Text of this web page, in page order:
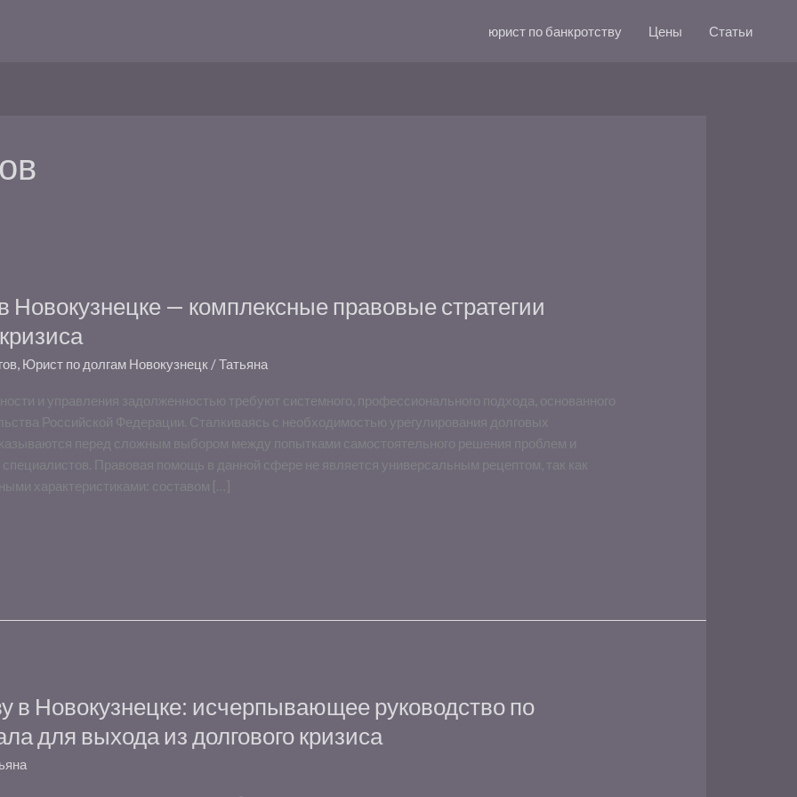
юрист по банкротству Цены Статьи
— комплексные правовые стратегии
, Юрист по долгам Новокузнецк /Татьяна
и управления задолженностью требуют системного, профессионального подхода, основанного
Российской Федерации. Сталкиваясь с необходимостью урегулирования долговых
перед сложным выбором между попытками самостоятельного решения проблем и
Правовая помощь в данной сфере не является универсальным рецептом, так как
характеристиками: составом […]
в Новокузнецке: исчерпывающее руководство по
для выхода из долгового кризиса